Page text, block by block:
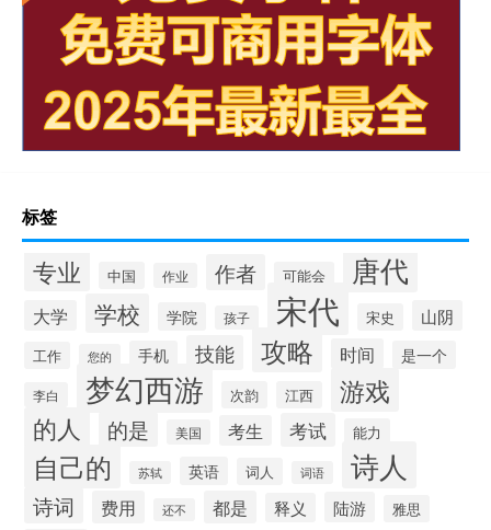
标签
专业 中国 作业 作者 可能会 唐代
大学 学校 学院 孩子 宋代 宋史 山阴
工作 您的 手机 技能 攻略 时间 是一个
李白 梦幻西游 次韵 江西 游戏
的人 的是 美国 考生 考试 能力
自己的 苏轼 英语 词人 词语 诗人
诗词 费用 还不 都是 释义 陆游 雅思